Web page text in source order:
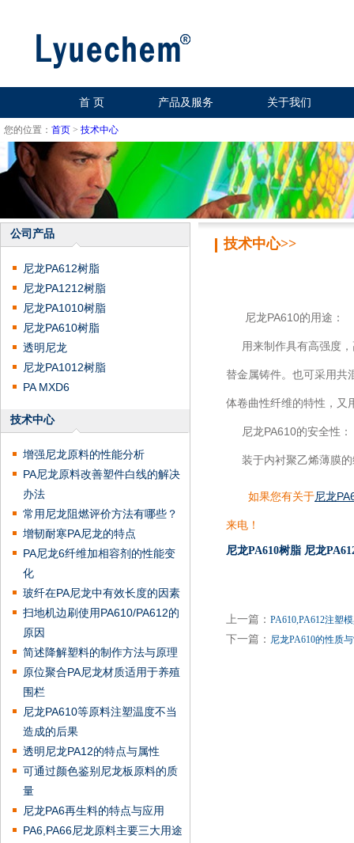
首 页 产品及服务 关于我们
您的位置： 首页 > 技术中心
公司产品
尼龙PA612树脂
尼龙PA1212树脂
尼龙PA1010树脂
尼龙PA610树脂
透明尼龙
尼龙PA1012树脂
PA MXD6
技术中心
增强尼龙原料的性能分析
PA尼龙原料改善塑件白线的解决
办法
常用尼龙阻燃评价方法有哪些？
增韧耐寒PA尼龙的特点
PA尼龙6纤维加相容剂的性能变
化
玻纤在PA尼龙中有效长度的因素
扫地机边刷使用PA610/PA612的
原因
简述降解塑料的制作方法与原理
原位聚合PA尼龙材质适用于养殖
围栏
尼龙PA610等原料注塑温度不当
造成的后果
透明尼龙PA12的特点与属性
可通过颜色鉴别尼龙板原料的质
量
尼龙PA6再生料的特点与应用
PA6,PA66尼龙原料主要三大用途
技术中心>>
尼龙PA610的用途：
用来制作具有高强度，
替金属铸件。也可采用共
体卷曲性纤维的特性，又
尼龙PA610的安全性：
装于内衬聚乙烯薄膜的
如果您有关于尼龙
来电！
尼龙PA610树脂 尼龙
上一篇： PA610,PA612注塑
下一篇： 尼龙PA610的性质